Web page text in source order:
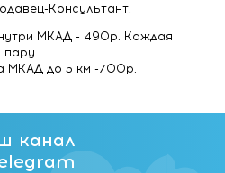
Консультант!
МКАД - 490р. Каждая
МКАД до 5 км -700р.
канал